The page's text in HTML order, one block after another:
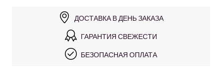
ДОСТАВКА В ДЕНЬ ЗАКАЗА
ГАРАНТИЯ СВЕЖЕСТИ
БЕЗОПАСНАЯ ОПЛАТА